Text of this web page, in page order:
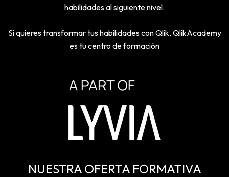
habilidades al siguiente nivel.
Si quieres transformar tus habilidades con Qlik, QlikAcademy
es tu centro de formación
NUESTRA OFERTA FORMATIVA